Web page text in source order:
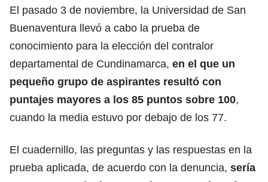
El pasado 3 de noviembre, la Universidad de San
Buenaventura llevó a cabo la prueba de
conocimiento para la elección del contralor
departamental de Cundinamarca, en el que un
pequeño grupo de aspirantes resultó con
puntajes mayores a los 85 puntos sobre 100,
cuando la media estuvo por debajo de los 77.
El cuadernillo, las preguntas y las respuestas en la
prueba aplicada, de acuerdo con la denuncia, sería